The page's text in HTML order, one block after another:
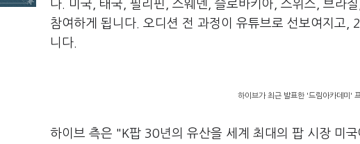
다
미국 태국 필리핀 스웨덴 슬로바키아 스위스 브라질
참여하게 됩니다 오디션 전 과정이 유튜브로 선보여지고 ,
니다
하이브가 최근 발표한 '드림아카데미'
하이브 측은 "K팝 30년의 유산을 세계 최대의 팝 시장 미